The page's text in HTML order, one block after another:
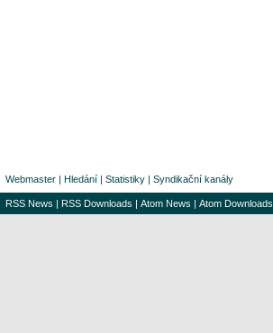
Webmaster | Hledání | Statistiky | Syndikační kanály
RSS News | RSS Downloads | Atom News | Atom Downloads